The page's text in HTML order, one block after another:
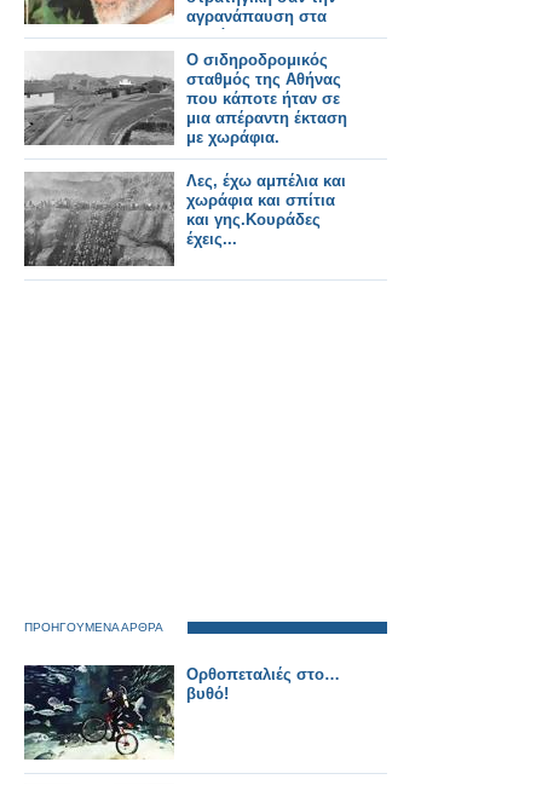
αγρανάπαυση στα
χωράφια»
Ο σιδηροδρομικός
σταθμός της Αθήνας
που κάποτε ήταν σε
μια απέραντη έκταση
με χωράφια.
Λες, έχω αμπέλια και
χωράφια και σπίτια
και γης.Κουράδες
έχεις...
ΠΡΟΗΓΟΥΜΕΝΑ ΑΡΘΡΑ
Ορθοπεταλιές στο…
βυθό!